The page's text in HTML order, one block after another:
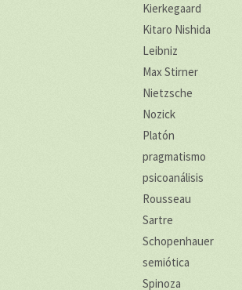
Kierkegaard
Kitaro Nishida
Leibniz
Max Stirner
Nietzsche
Nozick
Platón
pragmatismo
psicoanálisis
Rousseau
Sartre
Schopenhauer
semiótica
Spinoza